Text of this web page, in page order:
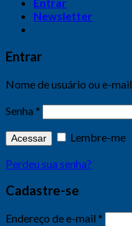
Entrar
Newsletter
Entrar
Nome de usuário ou e-mail
Senha *
Acessar
Lembre-me
Perdeu sua senha?
Cadastre-se
Endereço de e-mail *